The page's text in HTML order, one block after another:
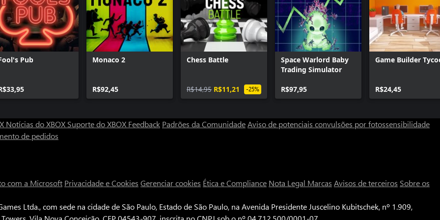
aquele assistente
lo. Assim, você precisa
e incapaz de fazer nada…
Pub Monaco 2
R$92,45
Chess Battle
R$14,95 R$11,21 -25%
Space Warlord Baby
Trading Simulator
R$97,95
Game Builder
R$24,45
Notícias do XBOX Suporte do XBOX Feedback Padrões da ComunidadeAviso de potenciais convulsões por fotossensibilidade
de pedidos
com a Microsoft Privacidade e Cookies Gerenciar cookies Ética e Compliance Nota Legal Marcas Avisos de terceiros Sobre os
Ltda., com sede na cidade de São Paulo, Estado de São Paulo, na Avenida Presidente Juscelino Kubitschek, nº 1.909,